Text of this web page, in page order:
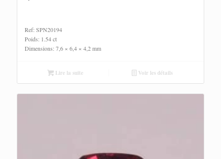
Ref: SPN20194
Poids: 1.54 ct
Dimensions: 7,6 × 6,4 × 4,2 mm
Lire la suite Voir les détails